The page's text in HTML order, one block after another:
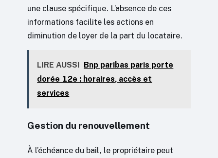
une clause spécifique. L’absence de ces
informations facilite les actions en
diminution de loyer de la part du locataire.
LIRE AUSSI
Bnp paribas paris porte
dorée 12e : horaires, accès et
services
Gestion du renouvellement
À l’échéance du bail, le propriétaire peut